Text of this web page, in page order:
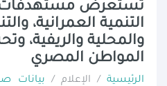
تستعرض مستهدفات
التنمية العمرانية،
والمحلية والريفية،
المواطن المصري
الرئيسية/ الإعلام / بيانات